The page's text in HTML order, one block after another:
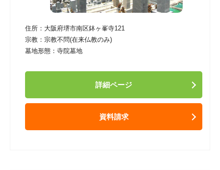
住所： 大阪府堺市南区鉢ヶ峯寺121
宗教： 宗教不問(在来仏教のみ)
墓地形態： 寺院墓地
詳細ページ
資料請求